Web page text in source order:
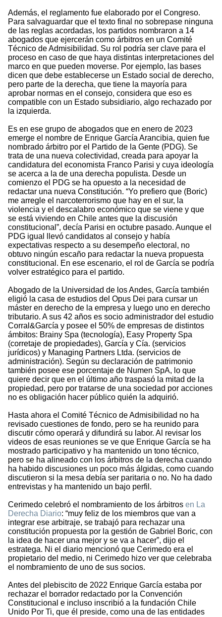
Además, el reglamento fue elaborado por el Congreso.
Para salvaguardar que el texto final no sobrepase ninguna
de las reglas acordadas, los partidos nombraron a 14
abogados que ejercerán como árbitros en un Comité
Técnico de Admisibilidad. Su rol podría ser clave para el
proceso en caso de que haya distintas interpretaciones del
marco en que pueden moverse. Por ejemplo, las bases
dicen que debe establecerse un Estado social de derecho,
pero parte de la derecha, que tiene la mayoría para
aprobar normas en el consejo, considera que eso es
compatible con un Estado subsidiario, algo rechazado por
la izquierda.
Es en ese grupo de abogados que en enero de 2023
emerge el nombre de Enrique García Arancibia, quien fue
nombrado árbitro por el Partido de la Gente (PDG). Se
trata de una nueva colectividad, creada para apoyar la
candidatura del economista Franco Parisi y cuya ideología
se acerca a la de una derecha populista. Desde un
comienzo el PDG se ha opuesto a la necesidad de
redactar una nueva Constitución. “Yo prefiero que (Boric)
me arregle el narcoterrorismo que hay en el sur, la
violencia y el descalabro económico que se viene y que
se está viviendo en Chile antes que la discusión
constitucional”, decía Parisi en octubre pasado. Aunque el
PDG igual llevó candidatos al consejo y había
expectativas respecto a su desempeño electoral, no
obtuvo ningún escaño para redactar la nueva propuesta
constitucional. En ese escenario, el rol de García se podría
volver estratégico para el partido.
Abogado de la Universidad de los Andes, García también
eligió la casa de estudios del Opus Dei para cursar un
máster en derecho de la empresa y luego uno en derecho
tributario. A sus 42 años es socio administrador del estudio
Corral&García y posee el 50% de empresas de distintos
ámbitos: Brainy Spa (tecnología), Easy Property Spa
(corretaje de propiedades), García y Cía. (servicios
jurídicos) y Managing Partners Ltda. (servicios de
administración). Según su declaración de patrimonio
también posee ese porcentaje de Numen SpA, lo que
quiere decir que en el último año traspasó la mitad de la
propiedad, pero por tratarse de una sociedad por acciones
no es obligación hacer público quién la adquirió.
Hasta ahora el Comité Técnico de Admisibilidad no ha
revisado cuestiones de fondo, pero se ha reunido para
discutir cómo operará y difundirá su labor. Al revisar los
videos de esas reuniones se ve que Enrique García se ha
mostrado participativo y ha mantenido un tono técnico,
pero se ha alineado con los árbitros de la derecha cuando
ha habido discusiones un poco más álgidas, como cuando
discutieron si la mesa debía ser paritaria o no. No ha dado
entrevistas y ha mantenido un bajo perfil.
Cerimedo celebró el nombramiento de los árbitros en La
Derecha Diario: “muy feliz de los miembros que van a
integrar ese arbitraje, se trabajó para rechazar una
constitución propuesta por la gestión de Gabriel Boric, con
la idea de hacer una mejor y se va a hacer”, dijo el
estratega. Ni el diario mencionó que Cerimedo era el
propietario del medio, ni Cerimedo hizo ver que celebraba
el nombramiento de uno de sus socios.
Antes del plebiscito de 2022 Enrique García estaba por
rechazar el borrador redactado por la Convención
Constitucional e incluso inscribió a la fundación Chile
Unido Por Ti, que él preside, como una de las entidades